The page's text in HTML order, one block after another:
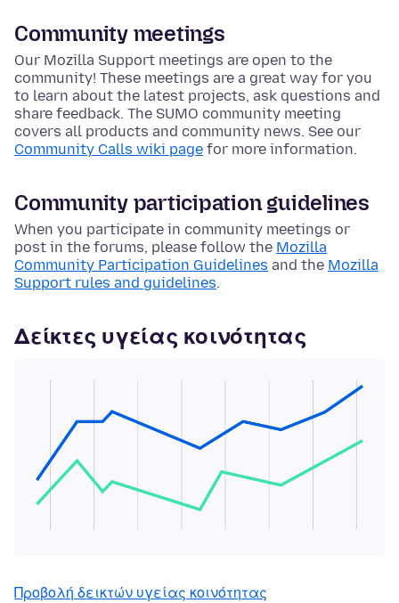
Community meetings
Our Mozilla Support meetings are open to the
community! These meetings are a great way for you
to learn about the latest projects, ask questions and
share feedback. The SUMO community meeting
covers all products and community news. See our
Community Calls wiki page for more information.
Community participation guidelines
When you participate in community meetings or
post in the forums, please follow the Mozilla
Community Participation Guidelines and the Mozilla
Support rules and guidelines.
Δείκτες υγείας κοινότητας
Προβολή δεικτών υγείας κοινότητας